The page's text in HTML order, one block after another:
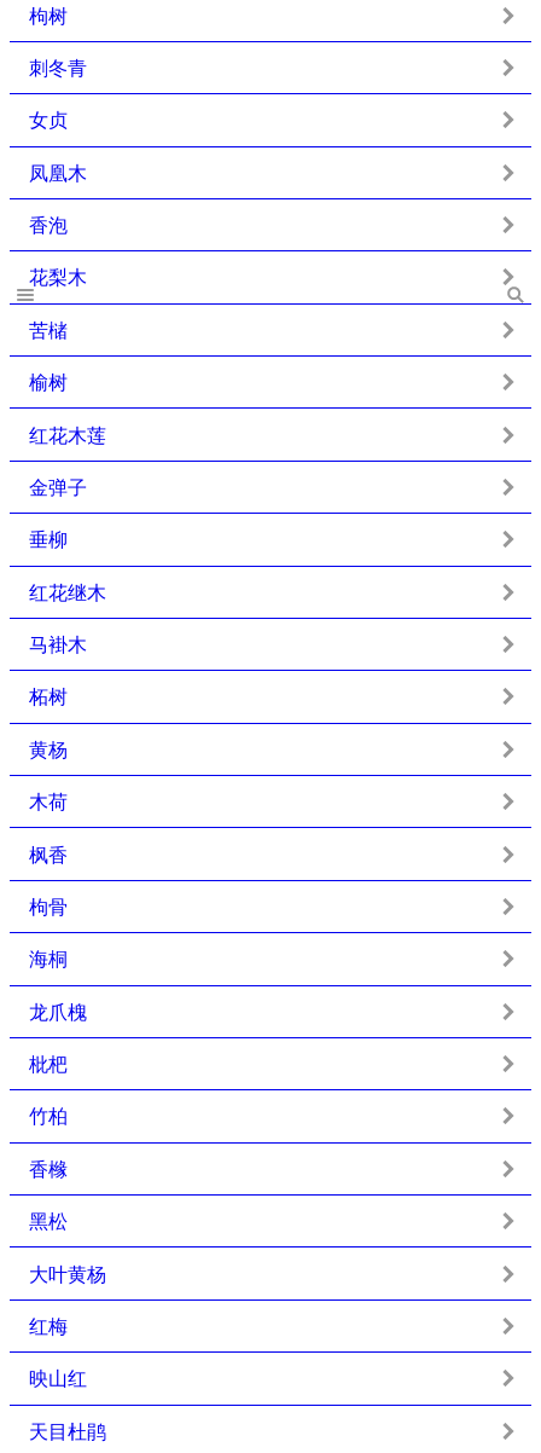
枸树
刺冬青
女贞
凤凰木
香泡
花梨木
苦槠
榆树
红花木莲
金弹子
垂柳
红花继木
马褂木
柘树
黄杨
木荷
枫香
枸骨
海桐
龙爪槐
枇杷
竹柏
香橼
黑松
大叶黄杨
红梅
映山红
天目杜鹃